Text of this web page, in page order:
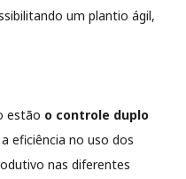
um plantio ágil,
estão o controle duplo
eficiência no uso dos
nas diferentes